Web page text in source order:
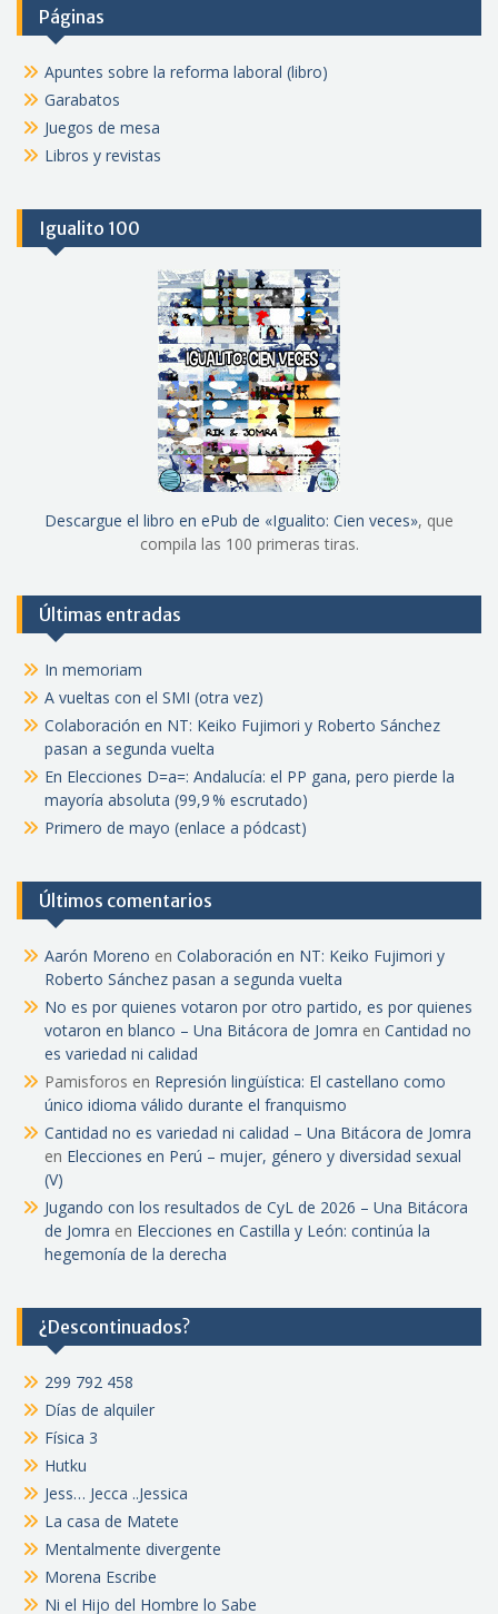
Páginas
Apuntes sobre la reforma laboral (libro)
Garabatos
Juegos de mesa
Libros y revistas
Igualito 100
Descargue el libro en ePub de «Igualito: Cien veces», que
compila las 100 primeras tiras.
Últimas entradas
In memoriam
A vueltas con el SMI (otra vez)
Colaboración en NT: Keiko Fujimori y Roberto Sánchez
pasan a segunda vuelta
En Elecciones D=a=: Andalucía: el PP gana, pero pierde la
mayoría absoluta (99,9 % escrutado)
Primero de mayo (enlace a pódcast)
Últimos comentarios
Aarón Moreno en Colaboración en NT: Keiko Fujimori y
Roberto Sánchez pasan a segunda vuelta
No es por quienes votaron por otro partido, es por quienes
votaron en blanco – Una Bitácora de Jomra en Cantidad no
es variedad ni calidad
Pamisforos en Represión lingüística: El castellano como
único idioma válido durante el franquismo
Cantidad no es variedad ni calidad – Una Bitácora de Jomra
en Elecciones en Perú – mujer, género y diversidad sexual
(V)
Jugando con los resultados de CyL de 2026 – Una Bitácora
de Jomra en Elecciones en Castilla y León: continúa la
hegemonía de la derecha
¿Descontinuados?
299 792 458
Días de alquiler
Física 3
Hutku
Jess… Jecca ..Jessica
La casa de Matete
Mentalmente divergente
Morena Escribe
Ni el Hijo del Hombre lo Sabe